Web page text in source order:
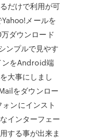
だけで利用が可
メールを
ダウンロード
ンプルで見やす
ンをAndroid端
大事にしまし
をダウンロー
ンにインスト
インターフェー
する事が出来ま